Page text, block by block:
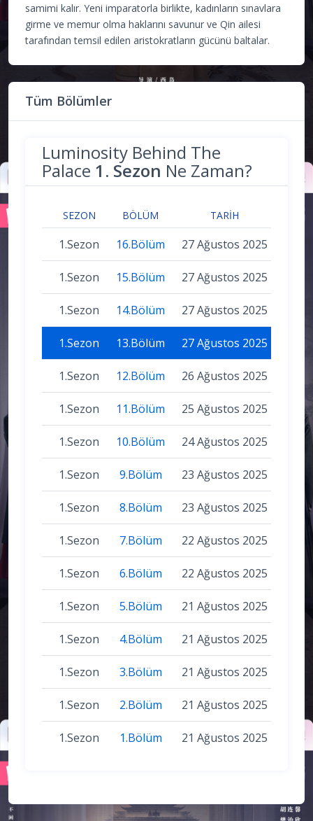
samimi kalır. Yeni imparatorla birlikte, kadınların sınavlara
girme ve memur olma haklarını savunur ve Qin ailesi
tarafından temsil edilen aristokratların gücünü baltalar.
Tüm Bölümler
Luminosity Behind The
Palace 1. Sezon Ne Zaman?
SEZON BÖLÜM TARIH
1.Sezon 16.Bölüm 27 Ağustos 2025
1.Sezon 15.Bölüm 27 Ağustos 2025
1.Sezon 14.Bölüm 27 Ağustos 2025
1.Sezon 13.Bölüm 27 Ağustos 2025
1.Sezon 12.Bölüm 26 Ağustos 2025
1.Sezon 11.Bölüm 25 Ağustos 2025
1.Sezon 10.Bölüm 24 Ağustos 2025
1.Sezon 9.Bölüm 23 Ağustos 2025
1.Sezon 8.Bölüm 23 Ağustos 2025
1.Sezon 7.Bölüm 22 Ağustos 2025
1.Sezon 6.Bölüm 22 Ağustos 2025
1.Sezon 5.Bölüm 21 Ağustos 2025
1.Sezon 4.Bölüm 21 Ağustos 2025
1.Sezon 3.Bölüm 21 Ağustos 2025
1.Sezon 2.Bölüm 21 Ağustos 2025
1.Sezon 1.Bölüm 21 Ağustos 2025